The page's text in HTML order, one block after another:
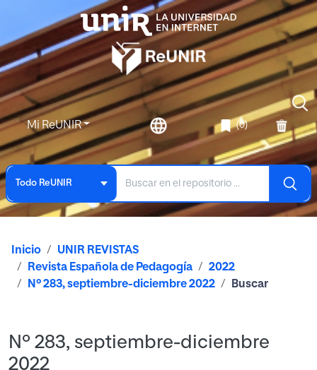
Mi ReUNIR (0)
Todo ReUNIR
Inicio
UNIR REVISTAS
Revista Española de Pedagogía
2022
Nº 283, septiembre-diciembre 2022
Buscar
Nº 283, septiembre-diciembre
2022